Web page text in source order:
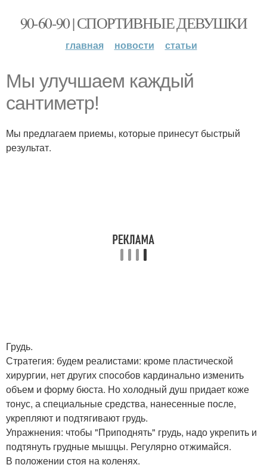
90-60-90 | СПОРТИВНЫЕ ДЕВУШКИ
главная новости статьи
Мы улучшаем каждый
сантиметр!
Мы предлагаем приемы, которые принесут быстрый
результат.
Грудь.
Стратегия: будем реалистами: кроме пластической
хирургии, нет других способов кардинально изменить
объем и форму бюста. Но холодный душ придает коже
тонус, а специальные средства, нанесенные после,
укрепляют и подтягивают грудь.
Упражнения: чтобы "Приподнять" грудь, надо укрепить и
подтянуть грудные мышцы. Регулярно отжимайся.
В положении стоя на коленях.